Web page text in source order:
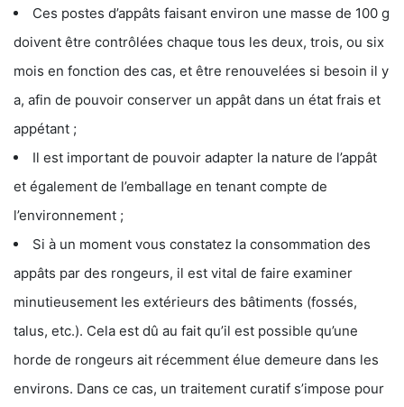
Ces postes d’appâts faisant environ une masse de 100 g
doivent être contrôlées chaque tous les deux, trois, ou six
mois en fonction des cas, et être renouvelées si besoin il y
a, afin de pouvoir conserver un appât dans un état frais et
appétant ;
Il est important de pouvoir adapter la nature de l’appât
et également de l’emballage en tenant compte de
l’environnement ;
Si à un moment vous constatez la consommation des
appâts par des rongeurs, il est vital de faire examiner
minutieusement les extérieurs des bâtiments (fossés,
talus, etc.). Cela est dû au fait qu’il est possible qu’une
horde de rongeurs ait récemment élue demeure dans les
environs. Dans ce cas, un traitement curatif s’impose pour